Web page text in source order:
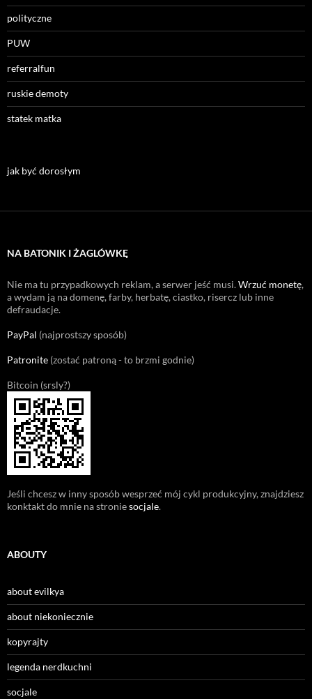
polityczne
PUW
referralfun
ruskie demoty
statek matka
jak być dorosłym
NA BATONIK I ŻAGLÓWKĘ
Nie ma tu przypadkowych reklam, a serwer jeść musi.Wrzuć monetę,
a wydam ją na domenę, farby, herbatę, ciastko, risercz lub inne
defraudacje.
PayPal (najprostszy sposób)
Patronite (zostać patroną - to brzmi godnie)
Bitcoin (srsly?)
Jeśli chcesz w inny sposób wesprzeć mój cykl produkcyjny, znajdziesz
konktakt do mnie na stroniesocjale.
ABOUTY
about evilkya
about niekoniecznie
kopyrajty
legenda nerdkuchni
socjale